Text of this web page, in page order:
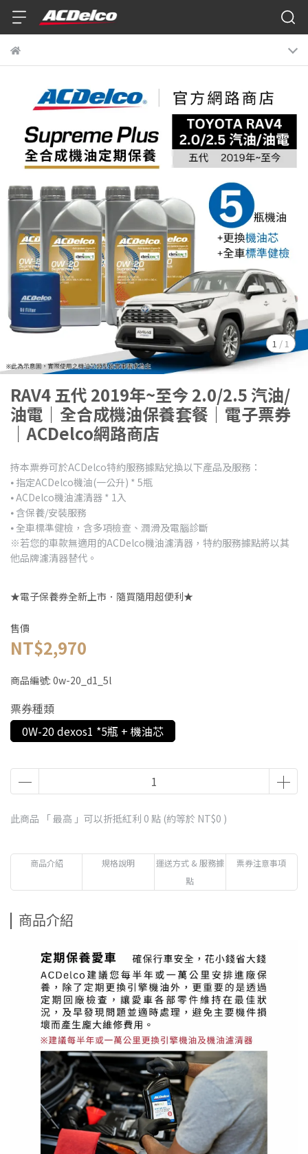
1 / 1
RAV4 五代 2019年~至今 2.0/2.5 汽油/
油電｜全合成機油保養套餐｜電子票券
｜ACDelco網路商店
持本票券可於ACDelco特約服務據點兌換以下產品及服務：
⦁ 指定ACDelco機油(一公升) * 5瓶
⦁ ACDelco機油濾清器 * 1入
⦁ 含保養/安裝服務
⦁ 全車標準健檢，含多項檢查、潤滑及電腦診斷
※若您的車款無適用的ACDelco機油濾清器，特約服務據點將以其
他品牌濾清器替代。
★電子保養券全新上市．隨買隨用超便利★
售價
NT$2,970
商品編號: 0w-20_d1_5l
票券種類
0W-20 dexos1 *5瓶 + 機油芯
此商品 「 最高 」可以折抵紅利 0 點 (約等於 NT$0 )
商品介紹 規格說明
運送方式 & 服務據
點
票券注意事項
商品介紹